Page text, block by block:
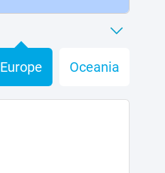
Europe Oceania